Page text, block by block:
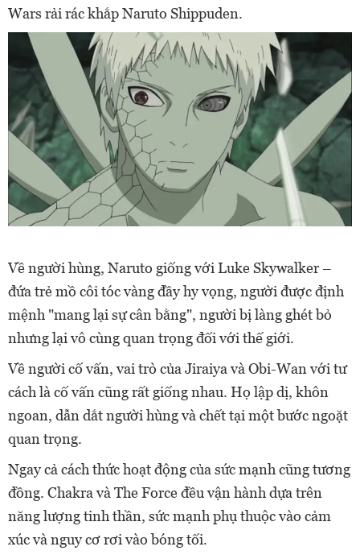
Wars rải rác khắp Naruto Shippuden.
Về người hùng, Naruto giống với Luke Skywalker –
đứa trẻ mồ côi tóc vàng đầy hy vọng, người được định
mệnh "mang lại sự cân bằng", người bị làng ghét bỏ
nhưng lại vô cùng quan trọng đối với thế giới.
Về người cố vấn, vai trò của Jiraiya và Obi-Wan với tư
cách là cố vấn cũng rất giống nhau. Họ lập dị, khôn
ngoan, dẫn dắt người hùng và chết tại một bước ngoặt
quan trọng.
Ngay cả cách thức hoạt động của sức mạnh cũng tương
đồng. Chakra và The Force đều vận hành dựa trên
năng lượng tinh thần, sức mạnh phụ thuộc vào cảm
xúc và nguy cơ rơi vào bóng tối.